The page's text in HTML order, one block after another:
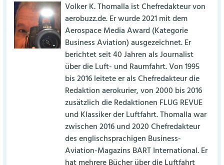
Volker K. Thomalla ist Chefredakteur von
aerobuzz.de. Er wurde 2021 mit dem
Aerospace Media Award (Kategorie
Business Aviation) ausgezeichnet. Er
berichtet seit 40 Jahren als Journalist
über die Luft- und Raumfahrt. Von 1995
bis 2016 leitete er als Chefredakteur die
Redaktion aerokurier, von 2000 bis 2016
zusätzlich die Redaktionen FLUG REVUE
und Klassiker der Luftfahrt. Thomalla war
zwischen 2016 und 2020 Chefredakteur
des englischsprachigen Business-
Aviation-Magazins BART International. Er